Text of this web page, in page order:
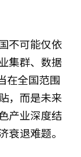
不可能仅依
集群、数据
在全国范围
，而是未来
产业深度结
衰退难题。